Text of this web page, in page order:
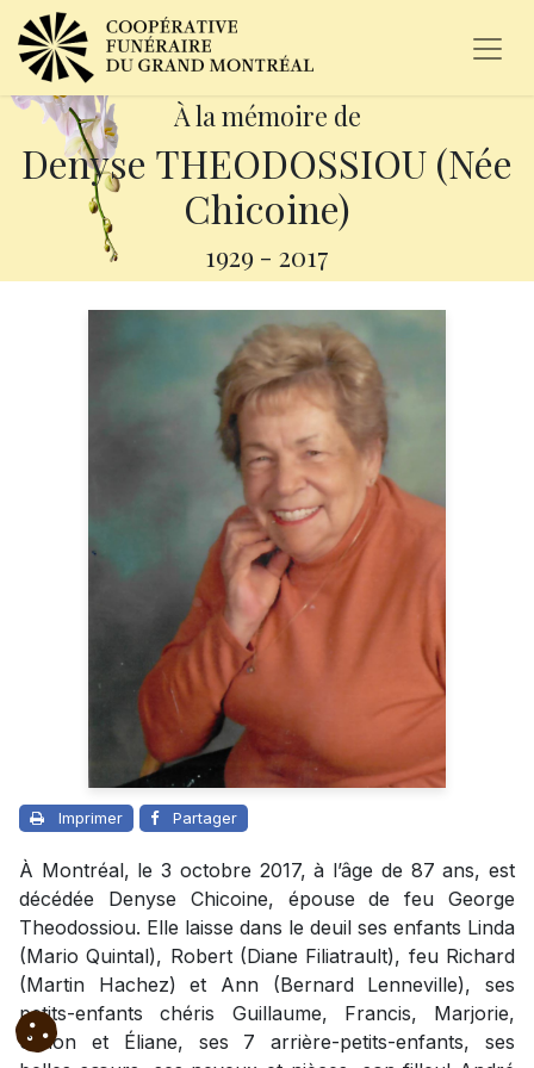
À la mémoire de
Denyse THEODOSSIOU (Née
Chicoine)
1929 - 2017
Imprimer Partager
À Montréal, le 3 octobre 2017, à l’âge de 87 ans, est
décédée Denyse Chicoine, épouse de feu George
Theodossiou. Elle laisse dans le deuil ses enfants Linda
(Mario Quintal), Robert (Diane Filiatrault), feu Richard
(Martin Hachez) et Ann (Bernard Lenneville), ses
petits-enfants chéris Guillaume, Francis, Marjorie,
Simon et Éliane, ses 7 arrière-petits-enfants, ses